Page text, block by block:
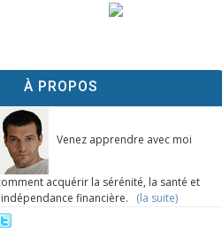
À PROPOS
Venez apprendre avec moi
acquérir la sérénité, la santé et
financière. (la suite)